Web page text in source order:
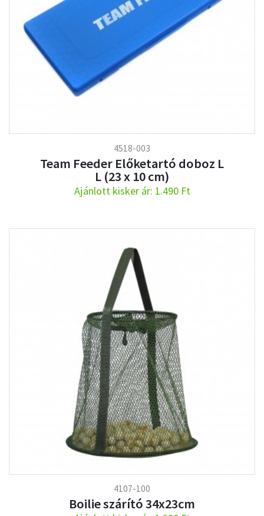
4518-003
Team Feeder Előketartó doboz L
L (23 x 10 cm)
Ajánlott kisker ár: 1.490 Ft
4107-100
Boilie szárító 34x23cm